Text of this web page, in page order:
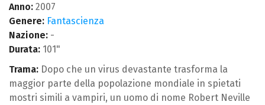
Anno: 2007
Genere: Fantascienza
Nazione: -
Durata: 101"
Trama: Dopo che un virus devastante trasforma la
maggior parte della popolazione mondiale in spietati
mostri simili a vampiri, un uomo di nome Robert Neville